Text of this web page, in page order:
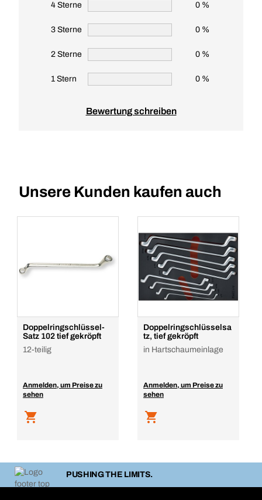
4 Sterne 0 %
3 Sterne 0 %
2 Sterne 0 %
1 Stern 0 %
Bewertung schreiben
Unsere Kunden kaufen auch
Doppelringschlüssel-
Satz 102 tief gekröpft
12-teilig
Anmelden, um Preise zu
sehen
Doppelringschlüsselsa
tz, tief gekröpft
in Hartschaumeinlage
Anmelden, um Preise zu
sehen
PUSHING THE LIMITS.